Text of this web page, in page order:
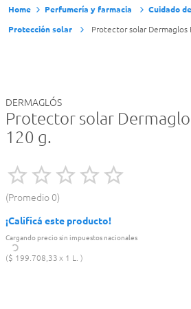
Perfumería y farmacia
Cuidado
Protección solar
Protector solar Dermaglos
DERMAGLÓS
Protector solar
120 g.
Promedio 0
¡Calificá este producto!
Cargando precio sin impuestos nacionales
$ 199.708,33 1 L.
Cerveza
Doves